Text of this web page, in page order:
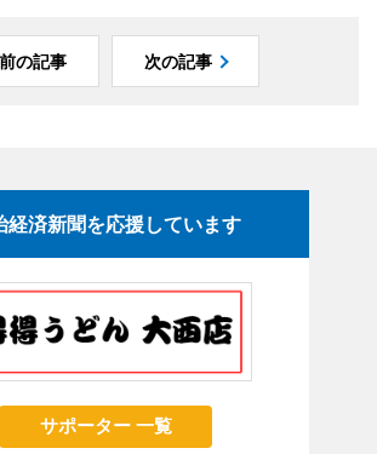
前の記事 次の記事
経済新聞を応援しています
サポーター 一覧